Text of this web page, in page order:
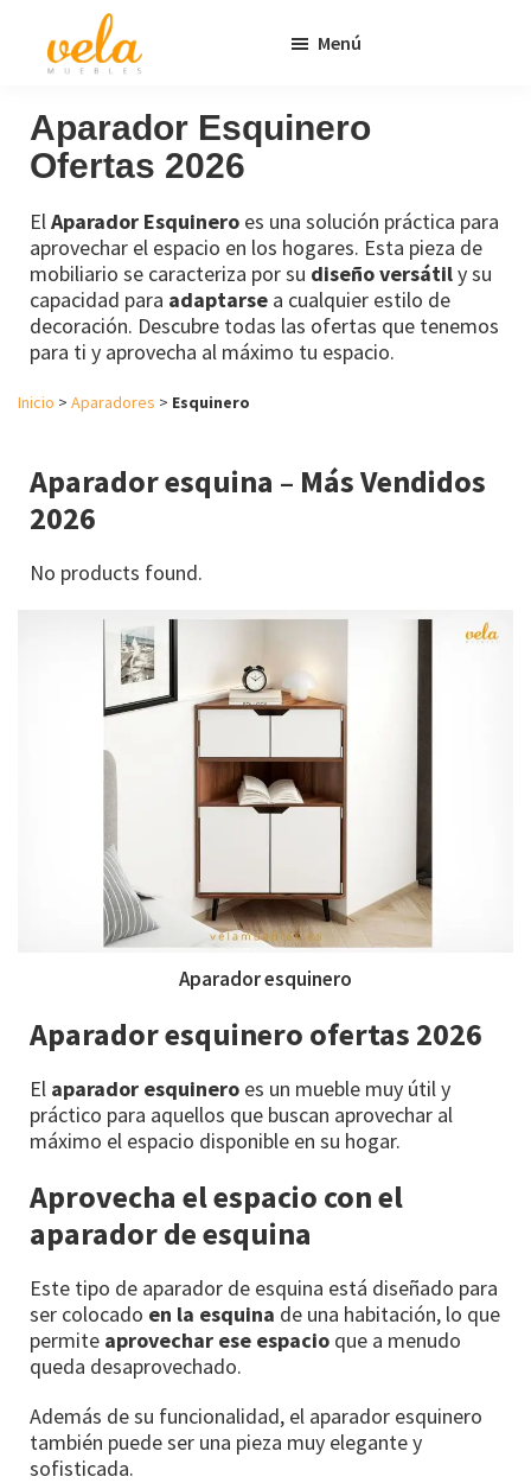
principal
página
Muebles
Baratos
Online
Outlet
Menú
Aparador Esquinero
Ofertas 2026
El Aparador Esquinero es una solución práctica para
aprovechar el espacio en los hogares. Esta pieza de
mobiliario se caracteriza por su diseño versátily su
capacidad para adaptarse a cualquier estilo de
decoración. Descubre todas las ofertas que tenemos
para ti y aprovecha al máximo tu espacio.
Inicio > Aparadores > Esquinero
Aparador esquina – Más Vendidos
2026
No products found.
Aparador esquinero
Aparador esquinero ofertas 2026
El aparador esquinero es un mueble muy útil y
práctico para aquellos que buscan aprovechar al
máximo el espacio disponible en su hogar.
Aprovecha el espacio con el
aparador de esquina
Este tipo de aparador de esquina está diseñado para
ser colocado en la esquina de una habitación, lo que
permite aprovechar ese espacio que a menudo
queda desaprovechado.
Además de su funcionalidad, el aparador esquinero
también puede ser una pieza muy elegante y
sofisticada.